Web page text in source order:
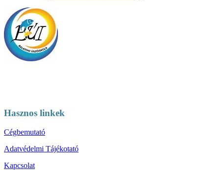
Hasznos linkek
Cégbemutató
Adatvédelmi Tájékotató
Kapcsolat